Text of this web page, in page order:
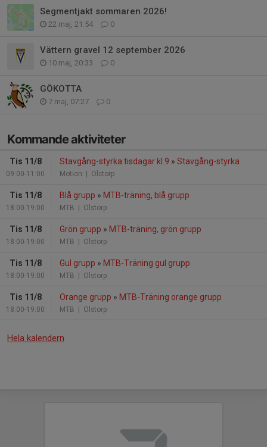
Segmentjakt sommaren 2026!
22 maj, 21:54 0
Vättern gravel 12 september 2026
10 maj, 20:33 0
GÖKOTTA
7 maj, 07:27 0
Kommande aktiviteter
Tis 11/8
09:00-11:00
Stavgång-styrka tisdagar kl.9 » Stavgång-styrka
Motion | Olstorp
Tis 11/8
18:00-19:00
Blå grupp » MTB-träning, blå grupp
MTB | Olstorp
Tis 11/8
18:00-19:00
Grön grupp » MTB-träning, grön grupp
MTB | Olstorp
Tis 11/8
18:00-19:00
Gul grupp » MTB-Träning gul grupp
MTB | Olstorp
Tis 11/8
18:00-19:00
Orange grupp » MTB-Träning orange grupp
MTB | Olstorp
Hela kalendern